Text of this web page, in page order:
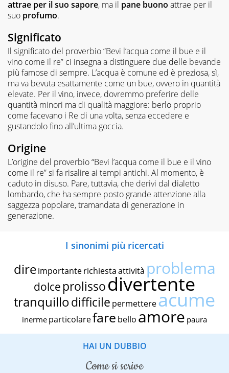
attrae per il suo sapore, ma il pane buono attrae per il
suo profumo.
Significato
Il significato del proverbio “Bevi l’acqua come il bue e il
vino come il re” ci insegna a distinguere due delle bevande
più famose di sempre. L’acqua è comune ed è preziosa, sì,
ma va bevuta esattamente come un bue, ovvero in quantità
elevate. Per il vino, invece, dovremmo preferire delle
quantità minori ma di qualità maggiore: berlo proprio
come facevano i Re di una volta, senza eccedere e
gustandolo fino all’ultima goccia.
Origine
L’origine del proverbio “Bevi l’acqua come il bue e il vino
come il re” si fa risalire ai tempi antichi. Al momento, è
caduto in disuso. Pare, tuttavia, che derivi dal dialetto
lombardo, che ha sempre posto grande attenzione alla
saggezza popolare, tramandata di generazione in
generazione.
I sinonimi più ricercati
dire importante richiestaattività problema
dolce prolissodivertente
tranquillodifficile permettereacume
inerme particolarefare bello amore paura
HAI UN DUBBIO
come si scrive